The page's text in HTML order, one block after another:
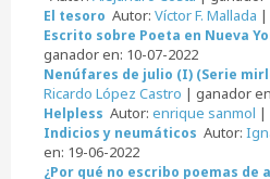
El tesoro Autor: Víctor F. Mallada |
Escrito sobre Poeta en Nueva
ganador en: 10-07-2022
Nenúfares de julio (I) (Serie
Ricardo López Castro | ganador
Helpless Autor: enrique sanmol |
Indicios y neumáticos Autor:
en: 19-06-2022
¿Por qué no escribo poemas de